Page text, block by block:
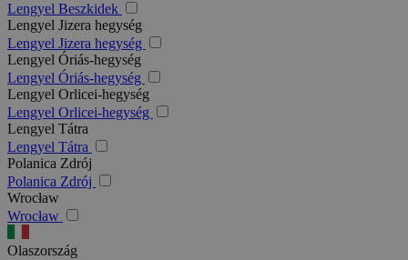
Lengyel Beszkidek
Lengyel Jizera hegység
Lengyel Jizera hegység
Lengyel Óriás-hegység
Lengyel Óriás-hegység
Lengyel Orlicei-hegység
Lengyel Orlicei-hegység
Lengyel Tátra
Lengyel Tátra
Polanica Zdrój
Polanica Zdrój
Wrocław
Wrocław
Olaszország